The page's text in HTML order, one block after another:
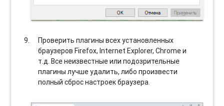
Проверить плагины всех установленных
браузеров Firefox, Internet Explorer, Chrome и
т.д. Все неизвестные или подозрительные
плагины лучше удалить, либо произвести
полный сброс настроек браузера.